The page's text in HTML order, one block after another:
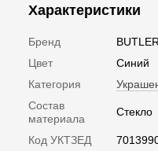
Характеристики
Бренд
Цвет
Синий
Категория
Состав
материала
Стекло
Код УКТЗЕД